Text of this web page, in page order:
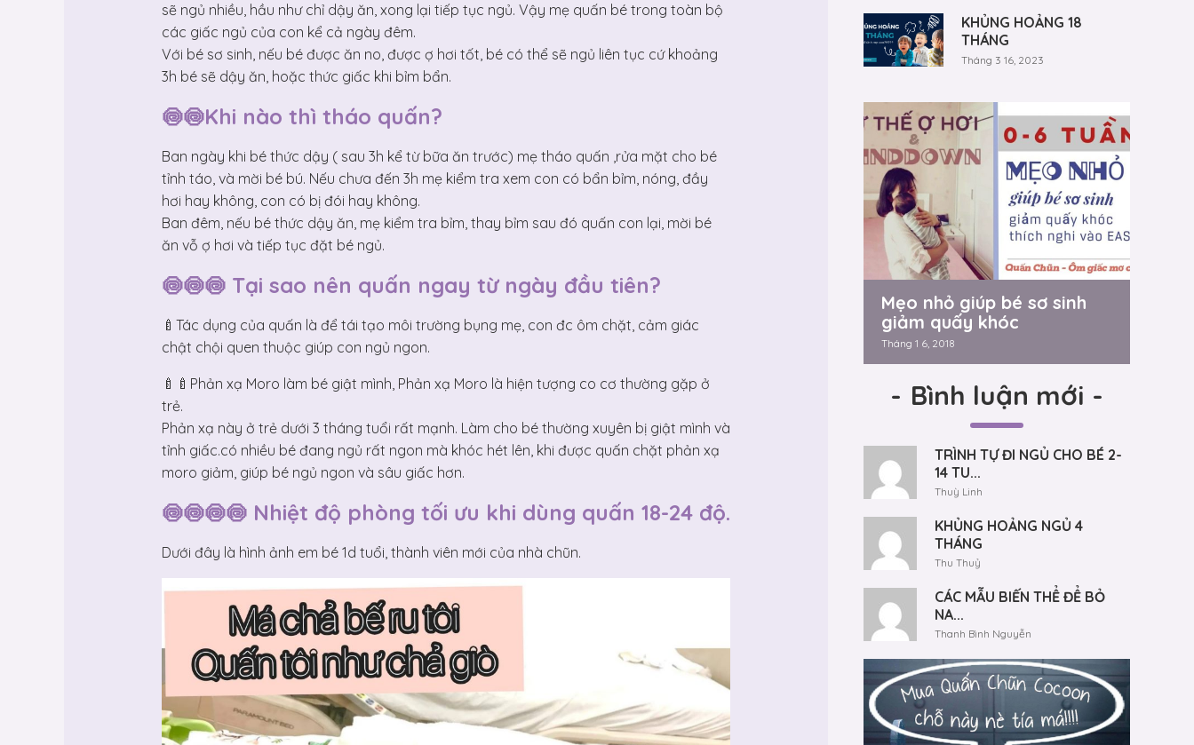
sẽ ngủ nhiều, hầu như chỉ dậy ăn, xong lại tiếp tục ngủ. Vậy mẹ quấn bé trong toàn bộ
các giấc ngủ của con kể cả ngày đêm.
Với bé sơ sinh, nếu bé được ăn no, được ợ hơi tốt, bé có thể sẽ ngủ liên tục cứ khoảng
3h bé sẽ dậy ăn, hoặc thức giấc khi bỉm bẩn.
🍥🍥Khi nào thì tháo quấn?
Ban ngày khi bé thức dậy ( sau 3h kể từ bữa ăn trước) mẹ tháo quấn ,rửa mặt cho bé
tỉnh táo, và mời bé bú. Nếu chưa đến 3h mẹ kiểm tra xem con có bẩn bỉm, nóng, đầy
hơi hay không, con có bị đói hay không.
Ban đêm, nếu bé thức dậy ăn, mẹ kiểm tra bỉm, thay bỉm sau đó quấn con lại, mời bé
ăn vỗ ợ hơi và tiếp tục đặt bé ngủ.
🍥🍥🍥 Tại sao nên quấn ngay từ ngày đầu tiên?
🍼Tác dụng của quấn là để tái tạo môi trường bụng mẹ, con đc ôm chặt, cảm giác
chật chội quen thuộc giúp con ngủ ngon.
🍼🍼Phản xạ Moro làm bé giật mình, Phản xạ Moro là hiện tượng co cơ thường gặp ở
trẻ.
Phản xạ này ở trẻ dưới 3 tháng tuổi rất mạnh. Làm cho bé thường xuyên bị giật mình và
tỉnh giấc.có nhiều bé đang ngủ rất ngon mà khóc hét lên, khi được quấn chặt phản xạ
moro giảm, giúp bé ngủ ngon và sâu giấc hơn.
🍥🍥🍥🍥 Nhiệt độ phòng tối ưu khi dùng quấn 18-24 độ.
Dưới đây là hình ảnh em bé 1d tuổi, thành viên mới của nhà chũn.
KHỦNG HOẢNG 18
THÁNG
Tháng 3 16, 2023
Mẹo nhỏ giúp bé sơ sinh
giảm quấy khóc
Tháng 1 6, 2018
- Bình luận mới -
TRÌNH TỰ ĐI NGỦ CHO BÉ 2-
14 TU...
Thuỳ Linh
KHỦNG HOẢNG NGỦ 4
THÁNG
Thu Thuỷ
CÁC MẪU BIẾN THỂ ĐỂ BỎ
NA...
Thanh Bình Nguyễn